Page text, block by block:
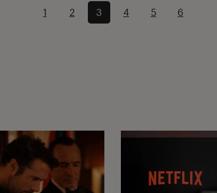
1 2 3 4 5 6